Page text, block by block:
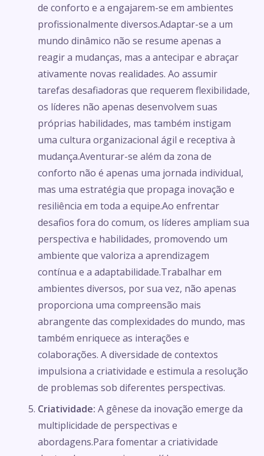
de conforto e a engajarem-se em ambientes
profissionalmente diversos.Adaptar-se a um
mundo dinâmico não se resume apenas a
reagir a mudanças, mas a antecipar e abraçar
ativamente novas realidades. Ao assumir
tarefas desafiadoras que requerem flexibilidade,
os líderes não apenas desenvolvem suas
próprias habilidades, mas também instigam
uma cultura organizacional ágil e receptiva à
mudança.Aventurar-se além da zona de
conforto não é apenas uma jornada individual,
mas uma estratégia que propaga inovação e
resiliência em toda a equipe.Ao enfrentar
desafios fora do comum, os líderes ampliam sua
perspectiva e habilidades, promovendo um
ambiente que valoriza a aprendizagem
contínua e a adaptabilidade.Trabalhar em
ambientes diversos, por sua vez, não apenas
proporciona uma compreensão mais
abrangente das complexidades do mundo, mas
também enriquece as interações e
colaborações. A diversidade de contextos
impulsiona a criatividade e estimula a resolução
de problemas sob diferentes perspectivas.
Criatividade: A gênese da inovação emerge da
multiplicidade de perspectivas e
abordagens.Para fomentar a criatividade